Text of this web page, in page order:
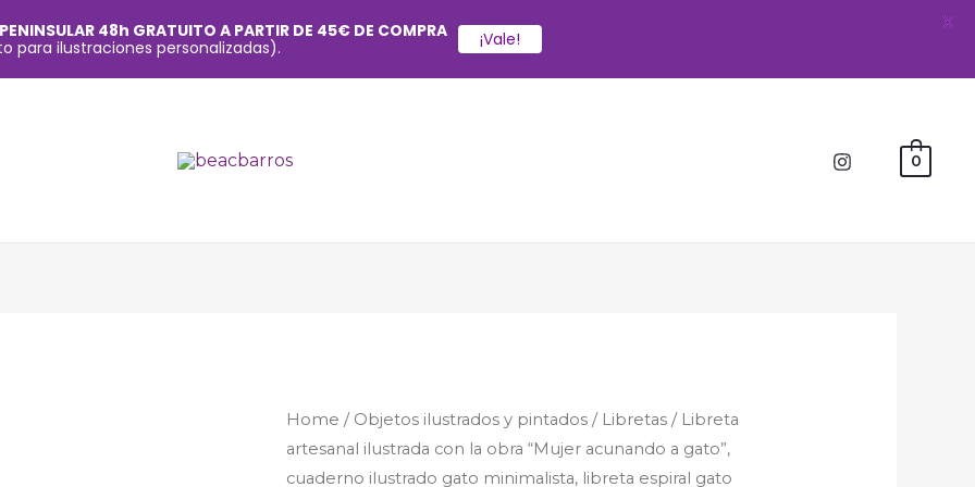
0
Home / Objetos ilustrados y pintados / Libretas / Libreta
artesanal ilustrada con la obra “Mujer acunando a gato”,
cuaderno ilustrado gato minimalista, libreta espiral gato
48h GRATUITO A PARTIR DE 45€ DE COMPRA
para ilustraciones personalizadas).
¡Vale!
X